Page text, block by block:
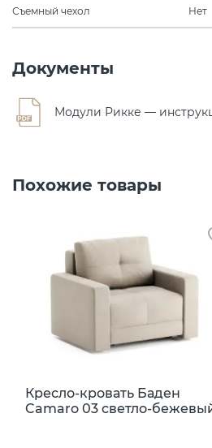
Съемный чехол Нет
Документы
Модули Рикке —
Похожие товары
Кресло-кровать Баден
Camaro 03 светло-